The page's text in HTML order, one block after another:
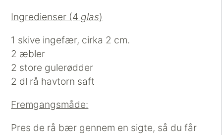
Ingredienser (4 glas)
1 skive ingefær, cirka 2 cm.
2 æbler
2 store gulerødder
2 dl rå havtorn saft
Fremgangsmåde:
Pres de rå bær gennem en sigte, så du får